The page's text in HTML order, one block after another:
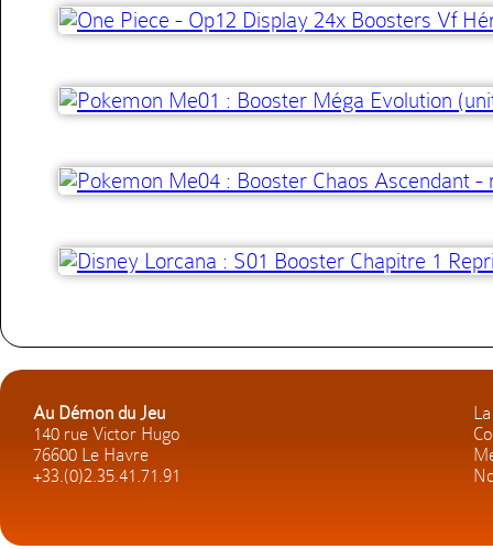
Au Démon du Jeu
140 rue Victor Hugo
76600 Le Havre
+33.(0)2.35.41.71.91